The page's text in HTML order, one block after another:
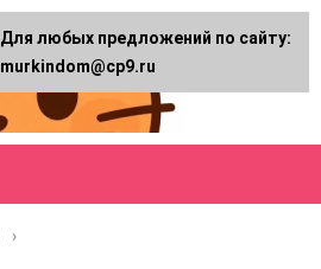
Для любых предложений по сайту:
murkindom@cp9.ru